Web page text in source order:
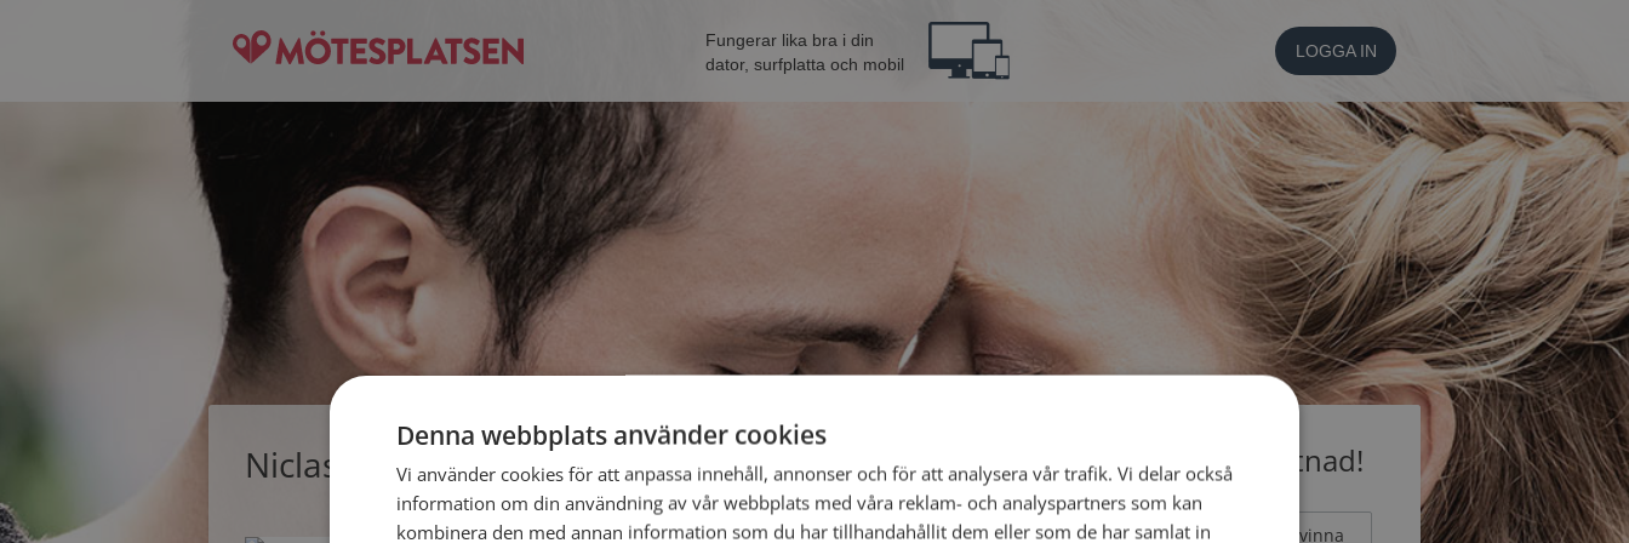
Fungerar lika bra i din
dator, surfplatta och mobil
LOGGA IN
Niclas, singelman från Uppsala Bli medlem utan kostnad!
Jag är en: Man Kvinna
Denna webbplats använder cookies
Vi använder cookies för att anpassa innehåll, annonser och för att analysera vår trafik. Vi delar också
information om din användning av vår webbplats med våra reklam- och analyspartners som kan
kombinera den med annan information som du har tillhandahållit dem eller som de har samlat in